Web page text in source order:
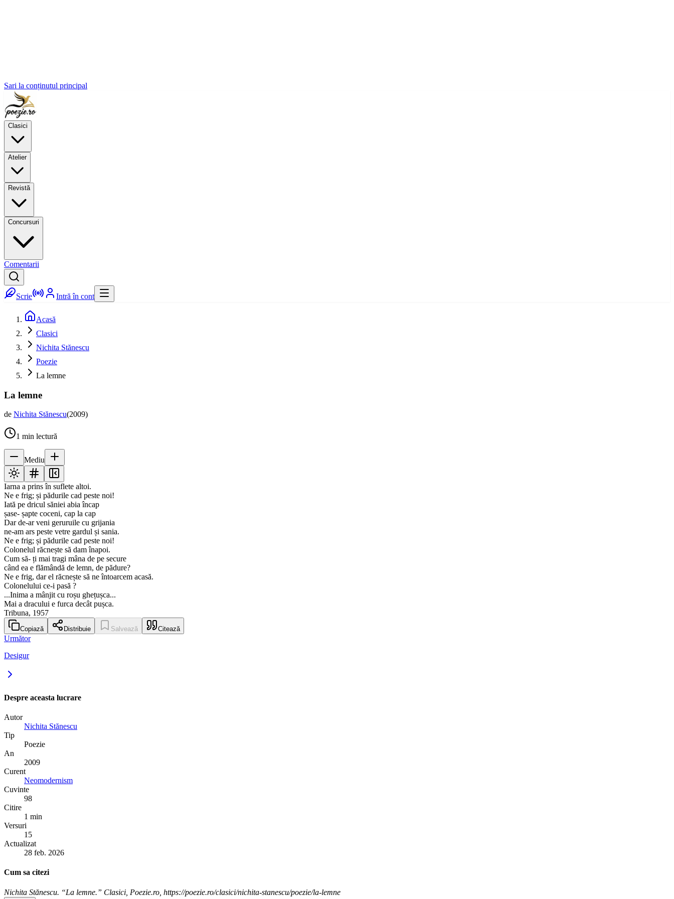
Sari la conținutul principal
Clasici
Atelier
Revistă
Concursuri
Comentarii
Scrie Intră în cont
Acasă
Clasici
Nichita Stănescu
Poezie
La lemne
La lemne
de Nichita Stănescu(2009)
1 min lectură
Mediu
Iarna a prins în suflete altoi.
Ne e frig; și pădurile cad peste noi!
Iată pe dricul săniei abia încap
șase- șapte coceni, cap la cap
Dar de-ar veni geruruile cu grijania
ne-am ars peste vetre gardul și sania.
Ne e frig; și pădurile cad peste noi!
Colonelul răcnește să dam înapoi.
Cum să- ți mai tragi mâna de pe secure
când ea e flămândă de lemn, de pădure?
Ne e frig, dar el răcnește să ne întoarcem acasă.
Colonelului ce-i pasă ?
...Inima a mânjit cu roșu ghețușca...
Mai a dracului e furca decât pușca.
Tribuna, 1957
Copiază Distribuie Salvează Citează
Următor
Desigur
Despre aceasta lucrare
Autor
Nichita Stănescu
Tip
Poezie
An
2009
Curent
Neomodernism
Cuvinte
98
Citire
1 min
Versuri
15
Actualizat
28 feb. 2026
Cum sa citezi
Nichita Stănescu. “La lemne.” Clasici, Poezie.ro, https://poezie.ro/clasici/nichita-stanescu/poezie/la-lemne